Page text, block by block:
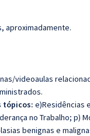
aproximadamente.
videoaulas
tópicos: e)Residências
no Trabalho; p)
benignas e